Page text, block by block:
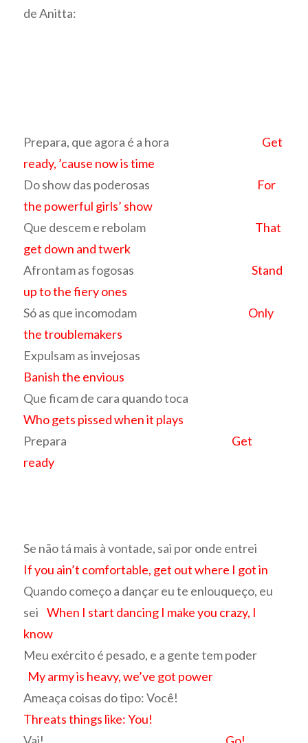
de Anitta:
Prepara, que agora é a hora Get
ready, ’cause now is time
Do show das poderosas For
the powerful girls’ show
Que descem e rebolam That
get down and twerk
Afrontam as fogosasStand
up to the fiery ones
Só as que incomodam Only
the troublemakers
Expulsam as invejosas
Banish the envious
Que ficam de cara quando toca
Who gets pissed when it plays
Prepara Get
ready
Se não tá mais à vontade, sai por onde entrei
If you ain’t comfortable, get out where I got in
Quando começo a dançar eu te enlouqueço, eu
seiWhen I start dancing I make you crazy, I
know
Meu exército é pesado, e a gente tem poder
My army is heavy, we’ve got power
Ameaça coisas do tipo: Você!
Threats things like: You!